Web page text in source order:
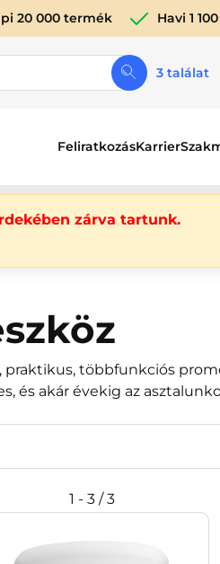
20 000 termék Havi 1
3 találat
FeliratkozásKarrier
zárva tartunk.
többfunkciós
és akár évekig az
1 - 3 / 3